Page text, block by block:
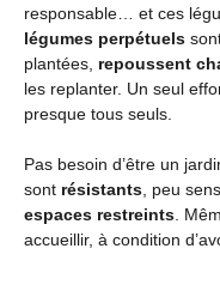
responsable… et ces
légumes perpétuels
plantées, repoussent
les replanter. Un seul
presque tous seuls.
Pas besoin d’être un
sont résistants, peu
espaces restreints.
accueillir, à condition